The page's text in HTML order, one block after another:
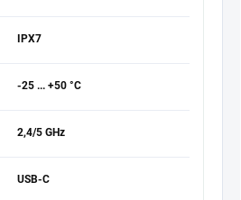
IPX7
-25 ... +50 °C
2,4/5 GHz
USB-C